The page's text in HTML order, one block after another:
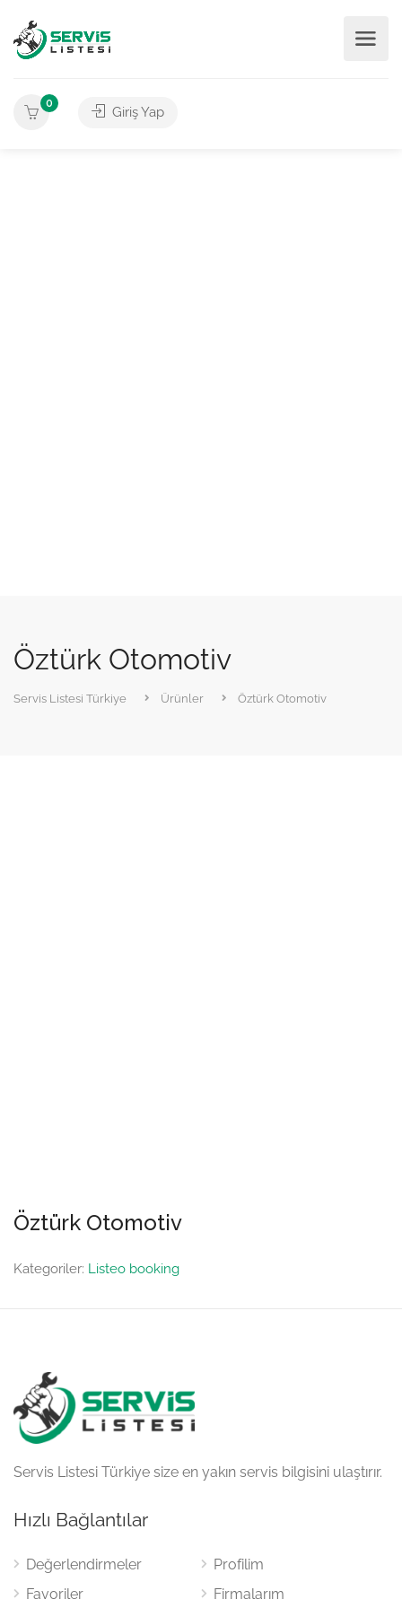
0
Giriş Yap
Öztürk Otomotiv
Servis Listesi Türkiye Ürünler Öztürk Otomotiv
Öztürk Otomotiv
Kategoriler: Listeo booking
Servis Listesi Türkiye size en yakın servis bilgisini ulaştırır.
Hızlı Bağlantılar
Değerlendirmeler
Favoriler
Profilim
Firmalarım